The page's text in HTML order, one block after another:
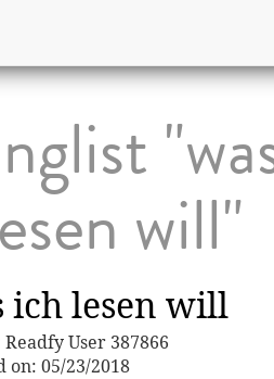
will"
ich lesen will
User 387866
on: 05/23/2018